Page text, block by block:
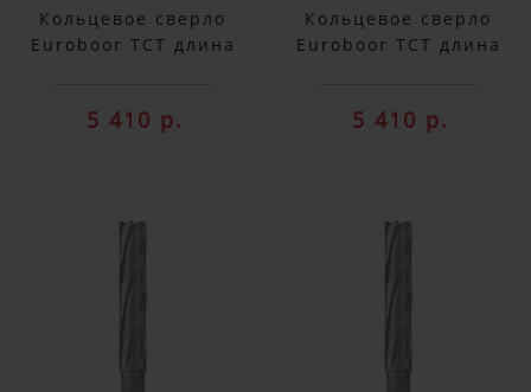
Кольцевое сверло
Euroboor TCT длина
5 410 р.
Кольцевое сверло
Euroboor TCT длина
5 410 р.